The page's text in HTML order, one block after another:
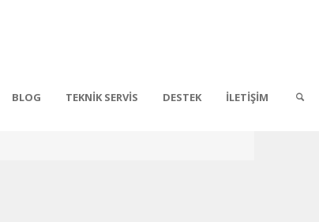
BLOG TEKNİK SERVİS DESTEK İLETİŞİM